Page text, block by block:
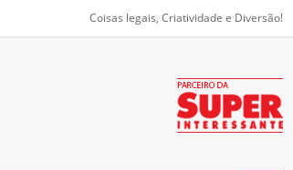
Coisas legais, Criatividade e Diversão!